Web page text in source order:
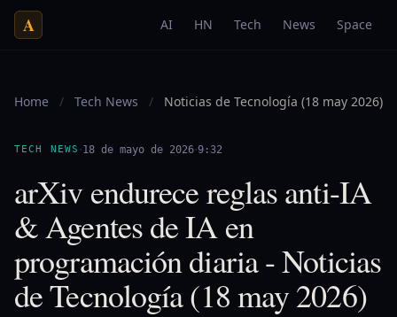
A AI HN Tech News Space
Home / Tech News / Noticias de Tecnología (18 may 2026)
TECH NEWS ·18 de mayo de 2026·9:32
arXiv endurece reglas anti-IA
& Agentes de IA en
programación diaria - Noticias
de Tecnología (18 may 2026)